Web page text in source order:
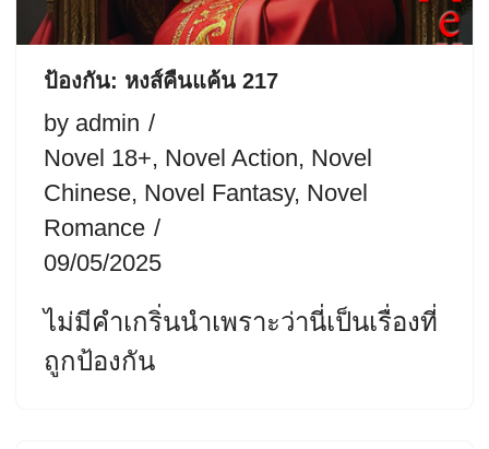
ป้องกัน: หงส์คืนแค้น 217
by admin
Novel 18+, Novel Action, Novel
Chinese, Novel Fantasy, Novel
Romance
09/05/2025
ไม่มีคำเกริ่นนำเพราะว่านี่เป็นเรื่องที่
ถูกป้องกัน